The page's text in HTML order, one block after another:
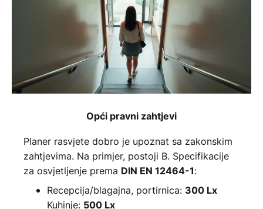
Opći pravni zahtjevi
Planer rasvjete dobro je upoznat sa zakonskim
zahtjevima. Na primjer, postoji B. Specifikacije
za osvjetljenje prema DIN EN 12464-1:
Recepcija/blagajna, portirnica: 300 Lx
Kuhinje: 500 Lx